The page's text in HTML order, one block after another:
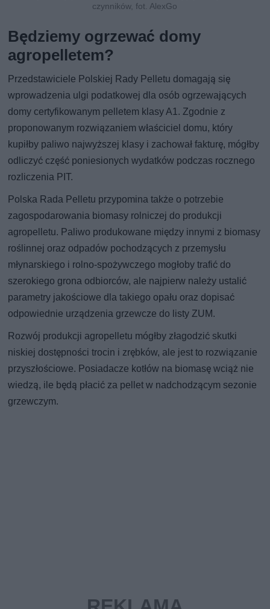
czynników, fot. AlexGo
Będziemy ogrzewać domy
agropelletem?
Przedstawiciele Polskiej Rady Pelletu domagają się
wprowadzenia ulgi podatkowej dla osób ogrzewających
domy certyfikowanym pelletem klasy A1. Zgodnie z
proponowanym rozwiązaniem właściciel domu, który
kupiłby paliwo najwyższej klasy i zachował fakturę, mógłby
odliczyć część poniesionych wydatków podczas rocznego
rozliczenia PIT.
Polska Rada Pelletu przypomina także o potrzebie
zagospodarowania biomasy rolniczej do produkcji
agropelletu. Paliwo produkowane między innymi z biomasy
roślinnej oraz odpadów pochodzących z przemysłu
młynarskiego i rolno-spożywczego mogłoby trafić do
szerokiego grona odbiorców, ale najpierw należy ustalić
parametry jakościowe dla takiego opału oraz dopisać
odpowiednie urządzenia grzewcze do listy ZUM.
Rozwój produkcji agropelletu mógłby złagodzić skutki
niskiej dostępności trocin i zrębków, ale jest to rozwiązanie
przyszłościowe. Posiadacze kotłów na biomasę wciąż nie
wiedzą, ile będą płacić za pellet w nadchodzącym sezonie
grzewczym.